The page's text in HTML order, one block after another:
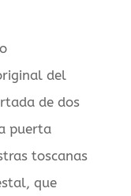
del
de dos
puerta
toscanas
que